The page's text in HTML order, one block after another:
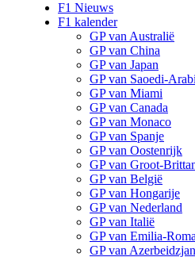
F1 Nieuws
F1 kalender
GP van Australië
GP van China
GP van Japan
GP van Saoedi-
GP van Miami
GP van Canada
GP van Monaco
GP van Spanje
GP van Oostenrijk
GP van Groot-
GP van België
GP van Hongarije
GP van Nederland
GP van Italië
GP van Emilia-
GP van Azerbeidzjan